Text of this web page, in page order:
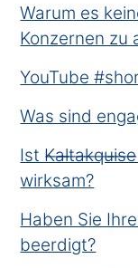
Warum es
Konzernen zu
YouTube
Was sind
Ist
wirksam?
Haben Sie
beerdigt?